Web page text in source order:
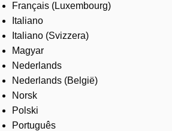
Français (Luxembourg)
Italiano
Italiano (Svizzera)
Magyar
Nederlands
Nederlands (België)
Norsk
Polski
Português